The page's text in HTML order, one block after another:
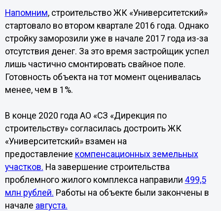
Напомним, строительство ЖК «Университетский»
стартовало во втором квартале 2016 года. Однако
стройку заморозили уже в начале 2017 года из-за
отсутствия денег. За это время застройщик успел
лишь частично смонтировать свайное поле.
Готовность объекта на тот момент оценивалась
менее, чем в 1%.
В конце 2020 года АО «СЗ «Дирекция по
строительству» согласилась достроить ЖК
«Университетский» взамен на
предоставление компенсационных земельных
участков. На завершение строительства
проблемного жилого комплекса направили 499,5
млн рублей. Работы на объекте были закончены в
начале августа.